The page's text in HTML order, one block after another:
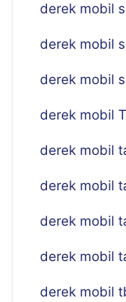
derek mobil
derek mobil
derek mobil
derek mobil
derek mobil
derek mobil
derek mobil
derek mobil
derek mobil